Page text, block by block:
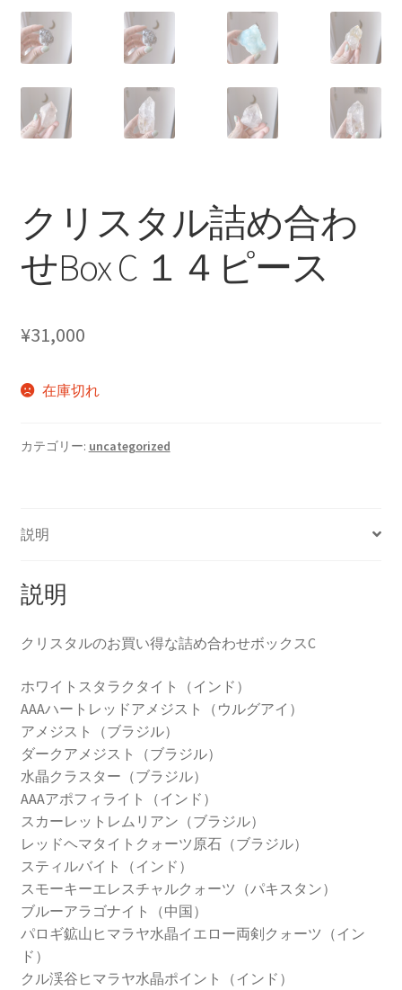
クリスタル詰め合わ
せBox C １４ピース
¥31,000
在庫切れ
カテゴリー: uncategorized
説明
説明
クリスタルのお買い得な詰め合わせボックスC
ホワイトスタラクタイト（インド）
AAAハートレッドアメジスト（ウルグアイ）
アメジスト（ブラジル）
ダークアメジスト（ブラジル）
水晶クラスター（ブラジル）
AAAアポフィライト（インド）
スカーレットレムリアン（ブラジル）
レッドヘマタイトクォーツ原石（ブラジル）
スティルバイト（インド）
スモーキーエレスチャルクォーツ（パキスタン）
ブルーアラゴナイト（中国）
パロギ鉱山ヒマラヤ水晶イエロー両剣クォーツ（イン
ド）
クル渓谷ヒマラヤ水晶ポイント（インド）